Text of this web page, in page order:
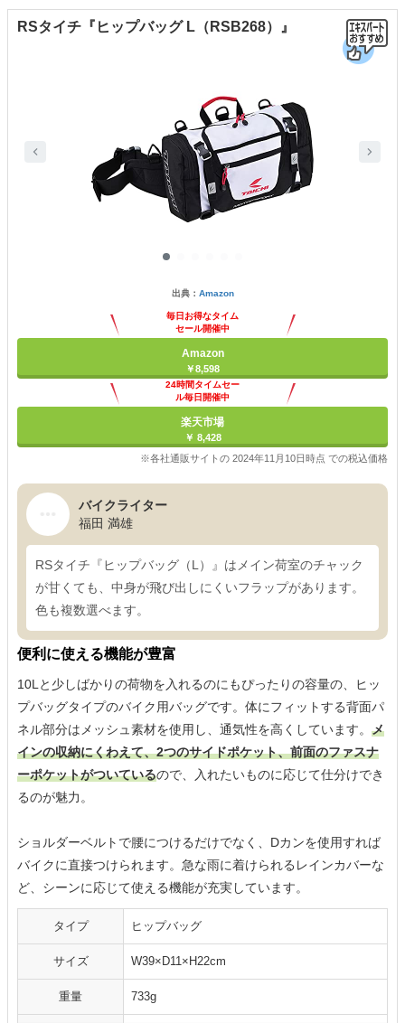
RSタイチ『ヒップバッグ L（RSB268）』
出典： Amazon
毎日お得なタイム
セール開催中
Amazon
￥8,598
24時間タイムセー
ル毎日開催中
楽天市場
￥ 8,428
※各社通販サイトの 2024年11月10日時点 での税込価格
バイクライター
福田 満雄
RSタイチ『ヒップバッグ（L）』はメイン荷室のチャック
が甘くても、中身が飛び出しにくいフラップがあります。
色も複数選べます。
便利に使える機能が豊富
10Lと少しばかりの荷物を入れるのにもぴったりの容量の、ヒッ
プバッグタイプのバイク用バッグです。体にフィットする背面パ
ネル部分はメッシュ素材を使用し、通気性を高くしています。 メ
インの収納にくわえて、2つのサイドポケット、前面のファスナ
ーポケットがついているので、入れたいものに応じて仕分けでき
るのが魅力。
ショルダーベルトで腰につけるだけでなく、Dカンを使用すれば
バイクに直接つけられます。急な雨に着けられるレインカバーな
ど、シーンに応じて使える機能が充実しています。
タイプ ヒップバッグ
サイズ W39×D11×H22cm
重量 733g